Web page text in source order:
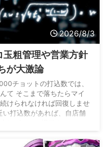
2026/8/3
玉粗管理や営業方針
が大激論
チョットの打込数では、
て そこまで落ちたらマイ
けられなければ回復しませ
打込数があれば、自店舗
August 2, 2026